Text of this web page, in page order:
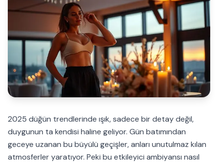
2025 düğün trendlerinde ışık, sadece bir detay değil,
duygunun ta kendisi haline geliyor. Gün batımından
geceye uzanan bu büyülü geçişler, anları unutulmaz kılan
atmosferler yaratıyor. Peki bu etkileyici ambiyansı nasıl